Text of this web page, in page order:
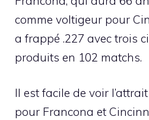
comme voltigeur pour
a frappé .227 avec trois
produits en 102 matchs.
Il est facile de voir
pour Francona et